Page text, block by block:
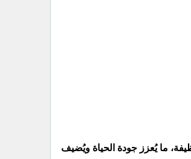
ما يُعزز جودة الحياة ويُضيف